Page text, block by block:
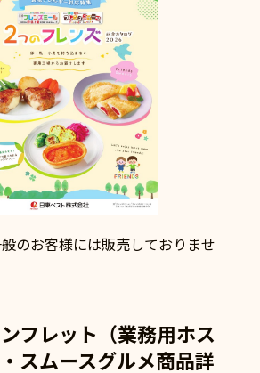
のお客様には販売しておりませ
フレット（業務用ホス
スムースグルメ商品詳